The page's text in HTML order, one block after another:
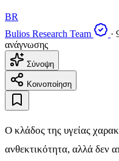
BR
Bulios Research Team
·
ανάγνωσης
Σύνοψη
Κοινοποίηση
Ο κλάδος της υγείας
ανθεκτικότητα, αλλά δεν